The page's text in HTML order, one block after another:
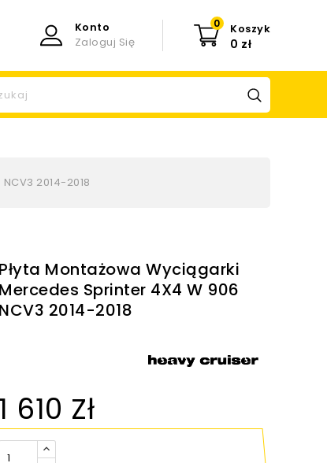
Koszyk
0
0 zł
Konto
Zaloguj Się
2014-2018
Płyta Montażowa Wyciągarki
Mercedes Sprinter 4X4 W 906
NCV3 2014-2018
1 610 Zł